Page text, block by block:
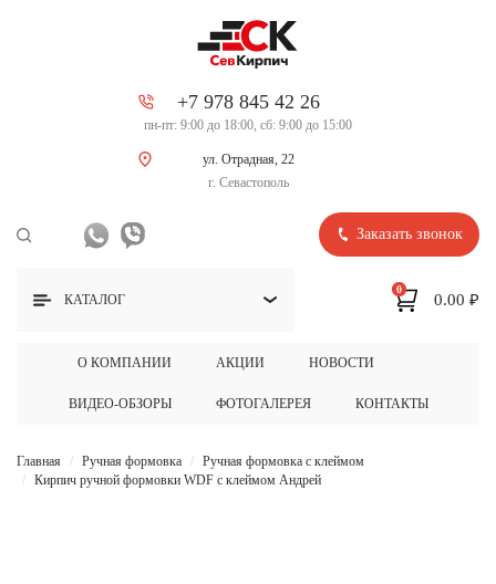
+7 978 845 42 26
пн-пт: 9:00 до 18:00, сб: 9:00 до 15:00
ул. Отрадная, 22
г. Севастополь
Заказать звонок
КАТАЛОГ
О КОМПАНИИ АКЦИИ НОВОСТИ
ВИДЕО-ОБЗОРЫ ФОТОГАЛЕРЕЯ КОНТАКТЫ
0
0.00 ₽
Главная Ручная формовка
Ручная формовка с клеймом
Кирпич ручной формовки WDF с клеймом Андрей